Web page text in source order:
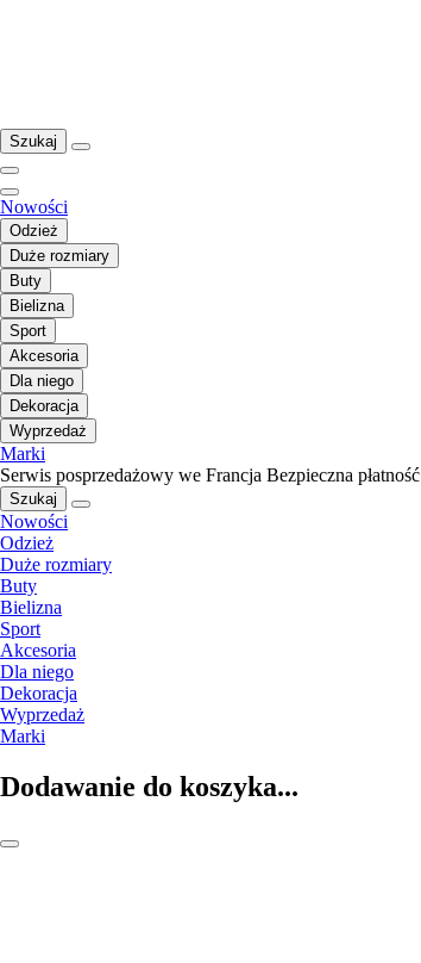
Szukaj
Nowości
Odzież
Duże rozmiary
Buty
Bielizna
Sport
Akcesoria
Dla niego
Dekoracja
Wyprzedaż
Marki
Serwis posprzedażowy we Francja Bezpieczna płatność
Szukaj
Nowości
Odzież
Duże rozmiary
Buty
Bielizna
Sport
Akcesoria
Dla niego
Dekoracja
Wyprzedaż
Marki
Dodawanie do koszyka...